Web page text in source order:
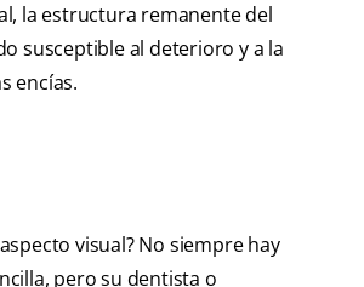
la estructura remanente del
susceptible al deterioro y a la
encías.
visual? No siempre hay
pero su dentista o